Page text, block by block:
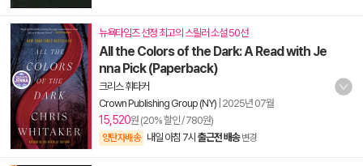
뉴욕타임즈 선정 최고의 스릴러 소설 50선
All the Colors of the Dark: A Read with Je
nna Pick (Paperback)
크리스 휘타커
Crown Publishing Group (NY) 2025년 07월
15,520원 (20% 할인 / 780원)
양탄자배송 내일 아침 7시 출근전 배송 변경